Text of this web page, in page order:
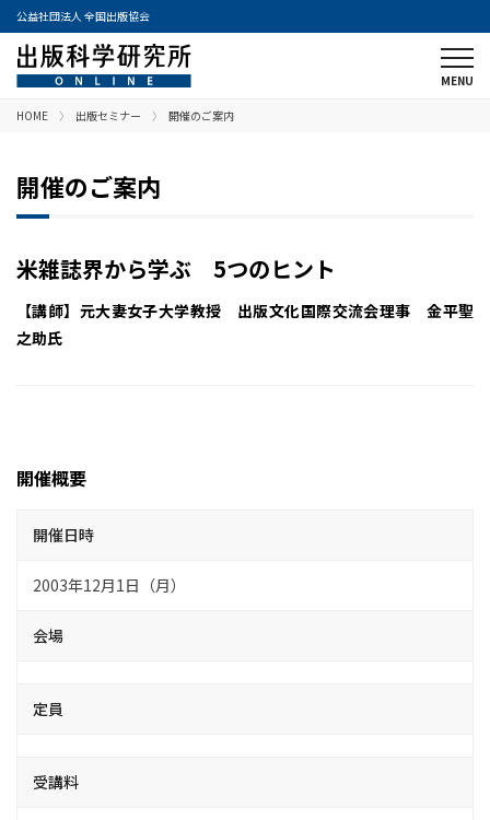
公益社団法人 全国出版協会
HOME 出版セミナー 開催のご案内
開催のご案内
米雑誌界から学ぶ 5つのヒント
【講師】元大妻女子大学教授 出版文化国際交流会理事 金平聖
之助氏
開催概要
開催日時
2003年12月1日（月）
会場
定員
受講料